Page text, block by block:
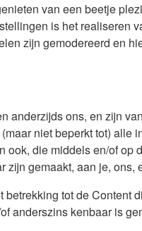
van een beetje
is het realiseren
zijn gemodereerd en
anderzijds ons, en zijn
niet beperkt tot) alle
ook, die middels en/of op
gemaakt, aan je, ons,
tot de Content
anderszins kenbaar is